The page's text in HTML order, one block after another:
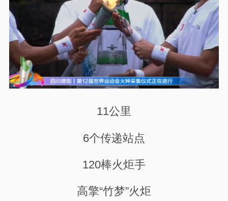
11公里
6个传递站点
120棒火炬手
高擎“竹梦”火炬